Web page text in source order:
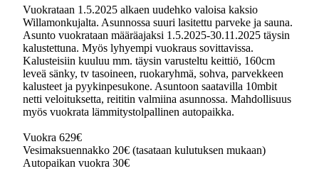
Vuokrataan 1.5.2025 alkaen uudehko valoisa kaksio
Willamonkujalta. Asunnossa suuri lasitettu parveke ja sauna.
Asunto vuokrataan määräajaksi 1.5.2025-30.11.2025 täysin
kalustettuna. Myös lyhyempi vuokraus sovittavissa.
Kalusteisiin kuuluu mm. täysin varusteltu keittiö, 160cm
leveä sänky, tv tasoineen, ruokaryhmä, sohva, parvekkeen
kalusteet ja pyykinpesukone. Asuntoon saatavilla 10mbit
netti veloituksetta, reititin valmiina asunnossa. Mahdollisuus
myös vuokrata lämmitystolpallinen autopaikka.
Vuokra 629€
Vesimaksuennakko 20€ (tasataan kulutuksen mukaan)
Autopaikan vuokra 30€